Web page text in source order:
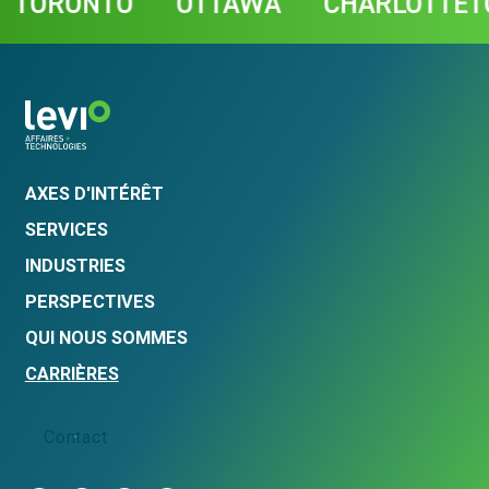
AXES D'INTÉRÊT
SERVICES
INDUSTRIES
PERSPECTIVES
QUI NOUS SOMMES
CARRIÈRES
Contact